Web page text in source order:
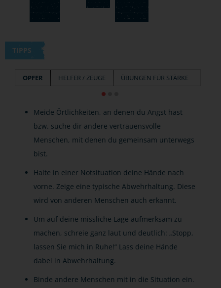
TIPPS
OPFER HELFER / ZEUGE ÜBUNGEN FÜR STÄRKE
Meide Örtlichkeiten, an denen du Angst hast
bzw. suche dir andere vertrauensvolle
Menschen, mit denen du gemeinsam unterwegs
bist.
Halte in einer Notsituation deine Hände nach
vorne. Zeige eine typische Abwehrhaltung. Diese
wird von anderen Menschen auch erkannt.
Um auf deine missliche Lage aufmerksam zu
machen, schreie ganz laut und deutlich: „Stopp,
lassen Sie mich in Ruhe!“ Lass deine Hände
dabei in Abwehrhaltung.
Binde andere Menschen mit in die Situation ein.